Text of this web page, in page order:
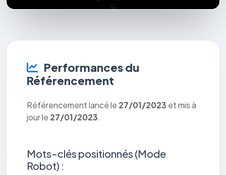
Performances du
Référencement
Référencement lancé le 27/01/2023 et mis à
jour le 27/01/2023.
Mots-clés positionnés (Mode
Robot) :